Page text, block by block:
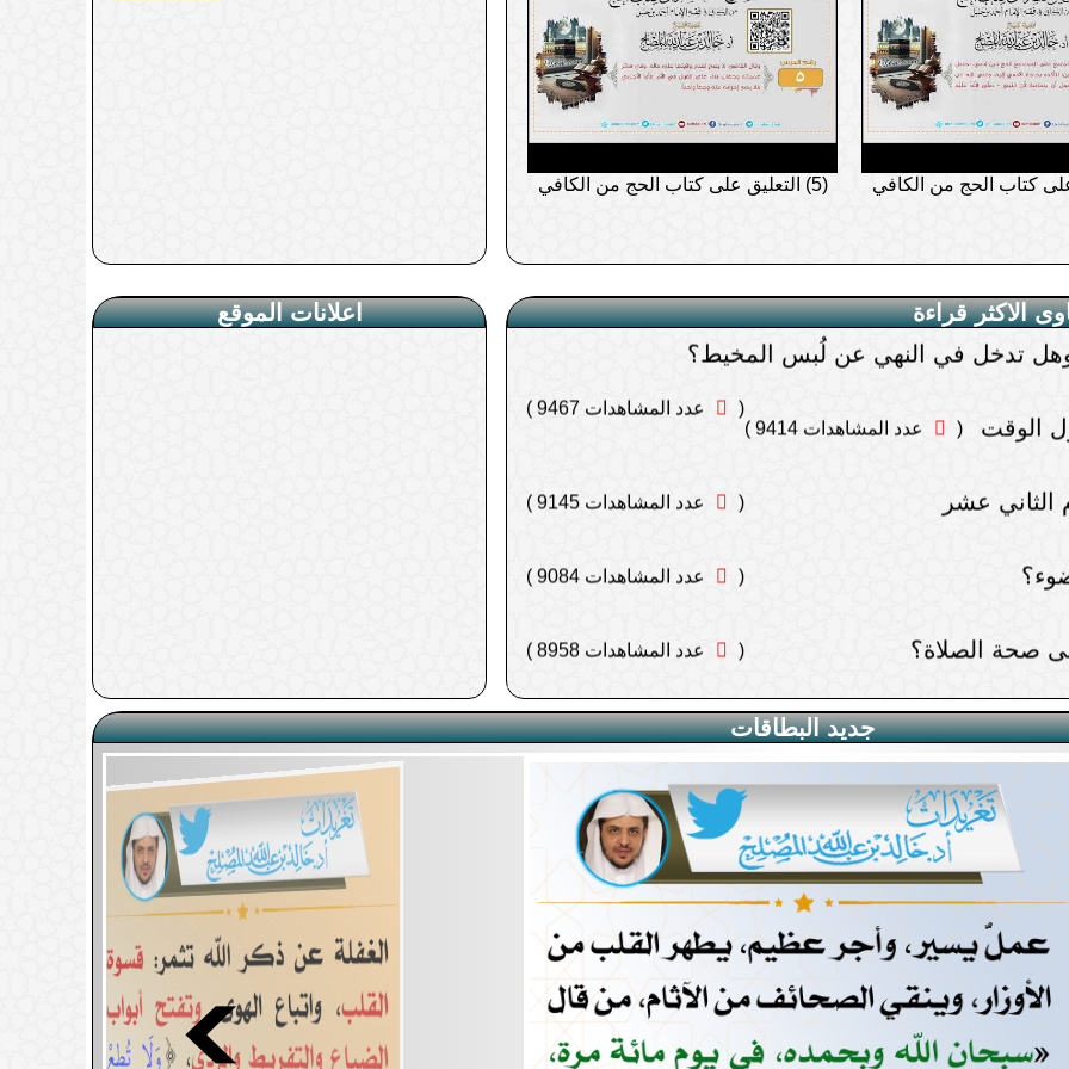
بأضحية والده
الإلكترونية
فهل يصلي تحية المسجد أو يردد مع المؤذن ؟
خطيب الجمعة هل يلزمهن السكوت وعدم اللغو
(5) التعليق على كتاب الحج من الكافي
الاكثر قراءة
( عدد المشاهدات 10924 )
( عدد المشاهدات 10792 )
الوقت ( عدد المشاهدات 9414 ) اعلانات الموقع
جديد البطاقات